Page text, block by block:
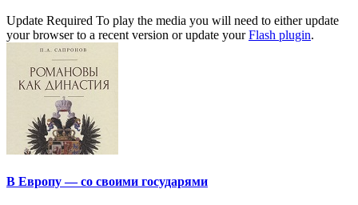
Update Required To play the media you will need to either update
your browser to a recent version or update yourFlash plugin.
В Европу — со своими государями